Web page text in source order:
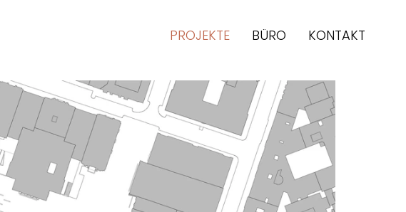
PROJEKTE BÜRO KONTAKT